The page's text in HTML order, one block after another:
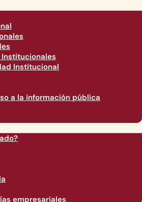
Institucional
a la información pública
empresariales